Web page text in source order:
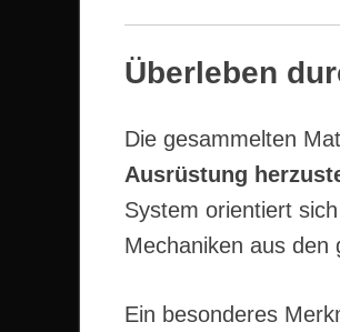
Überleben
Die gesammelten
Ausrüstung
System orientiert
Mechaniken aus den
Ein besonderes